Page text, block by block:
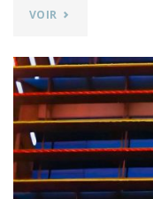
VOIR "DOG
–
ROLINO
GASPARI"